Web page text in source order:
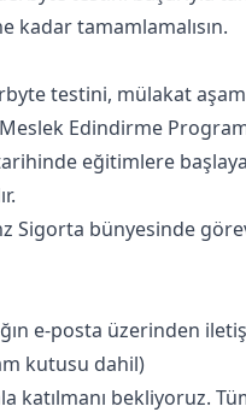
kadar tamamlamalısın.
testini, mülakat
Edindirme
eğitimlere
Sigorta bünyesinde
e-posta üzerinden
kutusu dahil)
katılmanı bekliyoruz.